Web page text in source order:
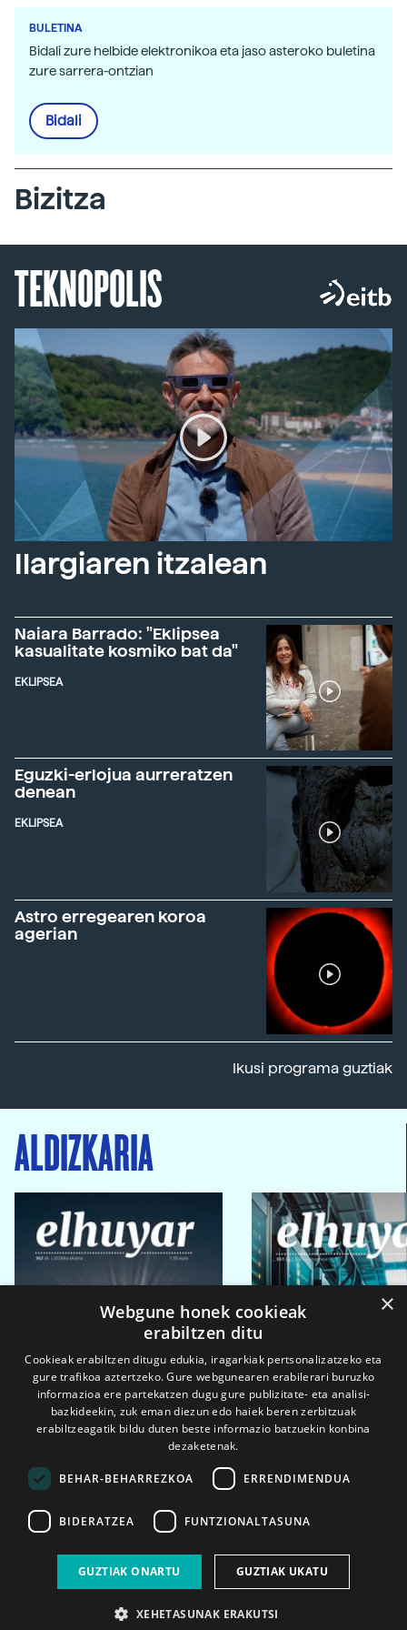
BULETINA
Bidali zure helbide elektronikoa eta jaso asteroko buletina
zure sarrera-ontzian
Bidali
Bizitza
TEKNOPOLIS
Ilargiaren itzalean
Naiara Barrado: "Eklipsea
kasualitate kosmiko bat da"
EKLIPSEA
Eguzki-erlojua aurreratzen
denean
EKLIPSEA
Astro erregearen koroa
agerian
Ikusi programa guztiak
ALDIZKARIA
2026ko eka. 1a 2026ko mar. 1a
×
Webgune honek cookieak
erabiltzen ditu
Cookieak erabiltzen ditugu edukia, iragarkiak pertsonalizatzeko eta
gure trafikoa aztertzeko. Gure webgunearen erabilerari buruzko
informazioa ere partekatzen dugu gure publizitate- eta analisi-
bazkideekin, zuk eman diezun edo haiek beren zerbitzuak
erabiltzeagatik bildu duten beste informazio batzuekin konbina
dezaketenak.
BEHAR-BEHARREZKOA ERRENDIMENDUA
BIDERATZEA FUNTZIONALTASUNA
GUZTIAK ONARTU GUZTIAK UKATU
XEHETASUNAK ERAKUTSI